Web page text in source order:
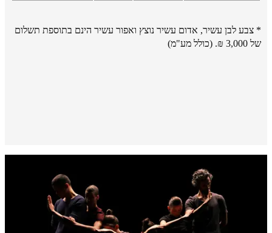
* צבע לבן עשיר, אדום עשיר נוצץ ואפור עשיר הינם בתוספת תשלום
של 3,000 ₪. (כולל מע"מ)